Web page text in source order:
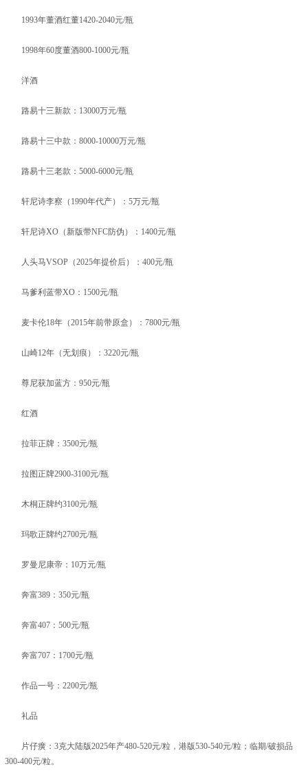
1993年董酒红董1420-2040元/瓶
1998年60度董酒800-1000元/瓶
洋酒
路易十三新款：13000万元/瓶
路易十三中款：8000-10000万元/瓶
路易十三老款：5000-6000元/瓶
轩尼诗李察（1990年代产）：5万元/瓶
轩尼诗XO（新版带NFC防伪）：1400元/瓶
人头马VSOP（2025年提价后）：400元/瓶
马爹利蓝带XO：1500元/瓶
麦卡伦18年（2015年前带原盒）：7800元/瓶
山崎12年（无划痕）：3220元/瓶
尊尼获加蓝方：950元/瓶
红酒
拉菲正牌：3500元/瓶
拉图正牌2900-3100元/瓶
木桐正牌约3100元/瓶
玛歌正牌约2700元/瓶
罗曼尼康帝：10万元/瓶
奔富389：350元/瓶
奔富407：500元/瓶
奔富707：1700元/瓶
作品一号：2200元/瓶
礼品
片仔癀：3克大陆版2025年产480-520元/粒，港版530-540元/粒；临期/破损品
300-400元/粒。